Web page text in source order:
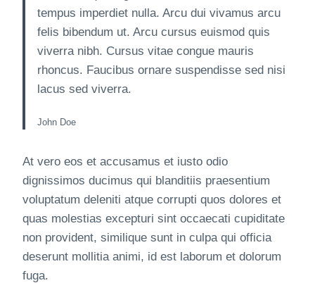
tempus imperdiet nulla. Arcu dui vivamus arcu
felis bibendum ut. Arcu cursus euismod quis
viverra nibh. Cursus vitae congue mauris
rhoncus. Faucibus ornare suspendisse sed nisi
lacus sed viverra.
John Doe
At vero eos et accusamus et iusto odio
dignissimos ducimus qui blanditiis praesentium
voluptatum deleniti atque corrupti quos dolores et
quas molestias excepturi sint occaecati cupiditate
non provident, similique sunt in culpa qui officia
deserunt mollitia animi, id est laborum et dolorum
fuga.